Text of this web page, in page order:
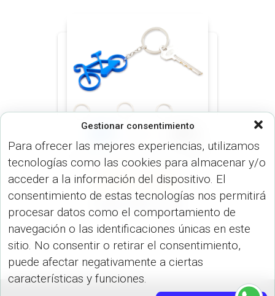
Gestionar consentimiento
Para ofrecer las mejores experiencias, utilizamos
tecnologías como las cookies para almacenar y/o
acceder a la información del dispositivo. El
consentimiento de estas tecnologías nos permitirá
procesar datos como el comportamiento de
navegación o las identificaciones únicas en este
sitio. No consentir o retirar el consentimiento,
puede afectar negativamente a ciertas
características y funciones.
LLAVEROS (LLAVEROS)
METÁLICOS (LLAVEROS)
Llavero Bici LL-90